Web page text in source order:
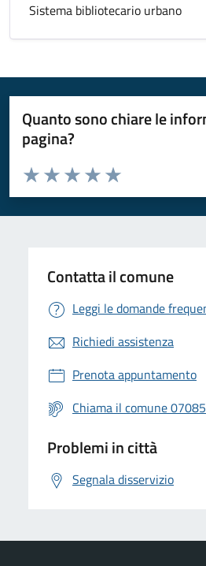
Sistema bibliotecario urbano
Quanto sono chiare le
pagina?
Valuta da 1 a 5 stelle la pagina
Valuta 5 stelle su 5
Valuta 4 stelle su 5
Valuta 3 stelle su 5
Valuta 2 stelle su 5
Valuta 1 stelle su 5
Contatta il comune
Leggi le domande
Richiedi assistenza
Prenota appuntamento
Chiama il comune
Problemi in città
Segnala disservizio